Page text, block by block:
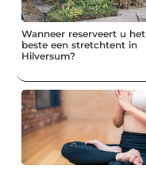
Wanneer reserveert u het
beste een stretchtent in
Hilversum?